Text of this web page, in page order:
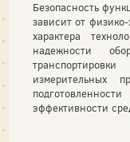
Безопасность
зависит от
характера
надежности
измерительных
эффективности